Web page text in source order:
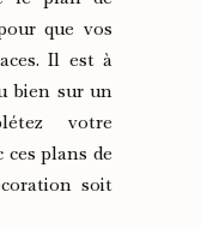
que vos
Il est à
bien sur un
votre
ces plans de
soit